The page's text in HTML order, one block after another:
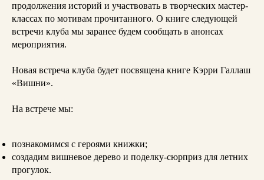
продолжения историй и участвовать в творческих мастер-
классах по мотивам прочитанного. О книге следующей
встречи клуба мы заранее будем сообщать в анонсах
мероприятия.
Новая встреча клуба будет посвящена книге Кэрри Галлаш
«Вишни».
На встрече мы:
познакомимся с героями книжки;
создадим вишневое дерево и поделку-сюрприз для летних
прогулок.